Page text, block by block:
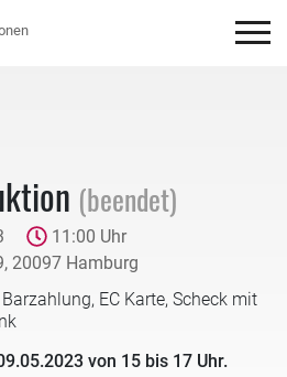
(beendet)
11:00 Uhr
20097 Hamburg
Barzahlung, EC Karte, Scheck mit
von 15 bis 17 Uhr.